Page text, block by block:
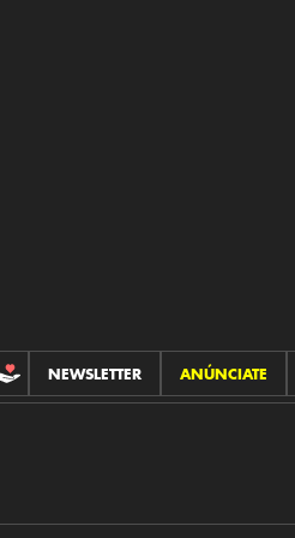
CONTRIBUCIONES
NEWSLETTER ANÚNCIATE